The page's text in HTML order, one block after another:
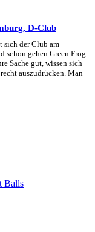
D-Club
sich der Club am
schon gehen Green Frog
Sache gut, wissen sich
auszudrücken. Man